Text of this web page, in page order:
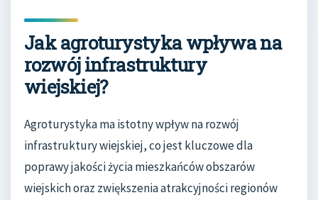
Jak agroturystyka wpływa na
rozwój infrastruktury
wiejskiej?
Agroturystyka ma istotny wpływ na rozwój
infrastruktury wiejskiej, co jest kluczowe dla
poprawy jakości życia mieszkańców obszarów
wiejskich oraz zwiększenia atrakcyjności regionów